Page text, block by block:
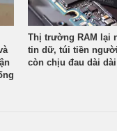
Thị trường RAM lại
tin dữ, túi tiền
còn chịu đau dài dài